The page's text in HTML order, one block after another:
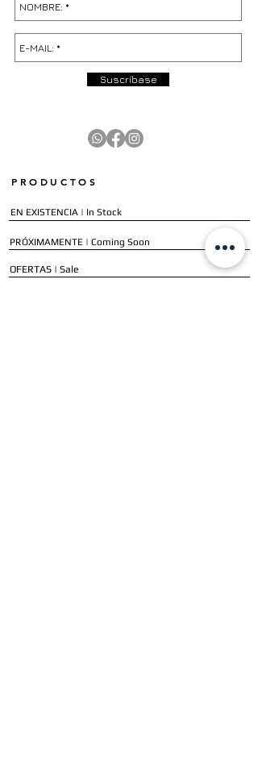
Suscríbase
PRODUCTOS
EN EXISTENCIA | In Stock
PRÓXIMAMENTE | Coming Soon
OFERTAS | Sale